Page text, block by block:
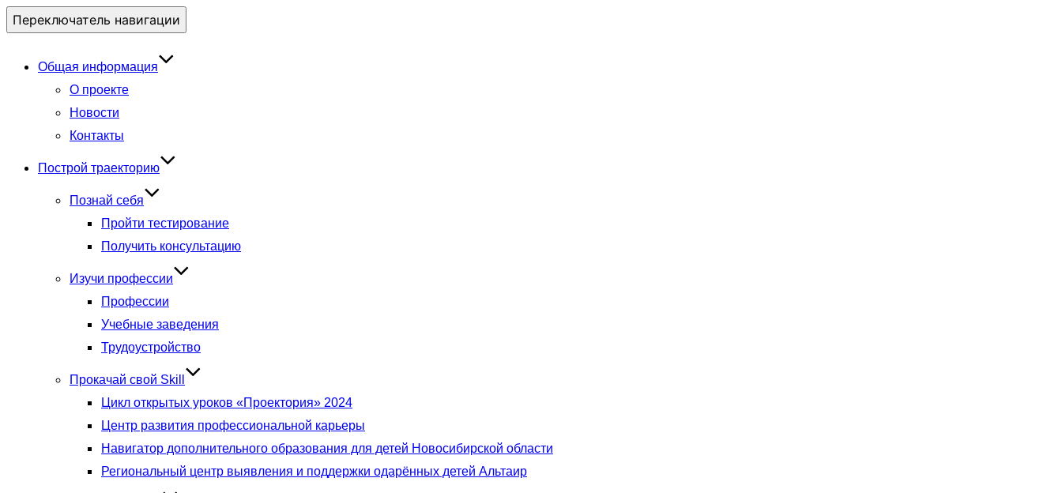
Переключатель навигации
Общая информация
О проекте
Новости
Контакты
Построй траекторию
Познай себя
Пройти тестирование
Получить консультацию
Изучи профессии
Профессии
Учебные заведения
Трудоустройство
Прокачай свой Skill
Цикл открытых уроков «Проектория» 2024
Центр развития профессиональной карьеры
Навигатор дополнительного образования для детей Новосибирской области
Региональный центр выявления и поддержки одарённых детей Альтаир